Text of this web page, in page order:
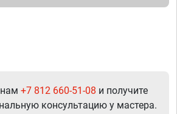
+7 812 660-51-08 и получите
консультацию у мастера.